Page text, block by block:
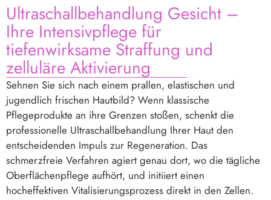
Ultraschallbehandlung Gesicht –
Ihre Intensivpflege für
tiefenwirksame Straffung und
zelluläre Aktivierung
Sehnen Sie sich nach einem prallen, elastischen und
jugendlich frischen Hautbild? Wenn klassische
Pflegeprodukte an ihre Grenzen stoßen, schenkt die
professionelle Ultraschallbehandlung Ihrer Haut den
entscheidenden Impuls zur Regeneration. Das
schmerzfreie Verfahren agiert genau dort, wo die tägliche
Oberflächenpflege aufhört, und initiiert einen
hocheffektiven Vitalisierungsprozess direkt in den Zellen.